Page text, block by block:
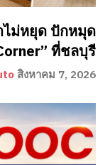
ม่หยุด ปักหมุด
ที่ชลบุรี
สิงหาคม 7, 2026